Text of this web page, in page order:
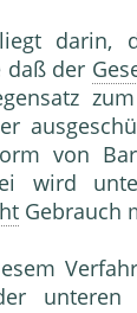
darin,
daß der
zum
von
wird
Gebrauch
unteren